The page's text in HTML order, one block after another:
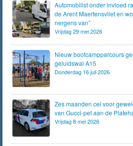
Automobilist onder invloed
de Arent Maertensvliet en
nergens van”
Vrijdag 29 mei 2026
Nieuw bootcampparcours
geluidswal A15
Donderdag 16 juli 2026
Zes maanden cel voor
van Gucci-pet aan de
Vrijdag 8 mei 2026